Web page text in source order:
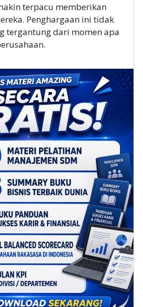
terpacu memberikan
Penghargaan ini tidak
tergantung dari momen apa